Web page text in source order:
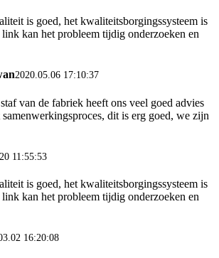
is goed, het kwaliteitsborgingssysteem is
kan het probleem tijdig onderzoeken en
2020.05.06 17:10:37
van de fabriek heeft ons veel goed advies
samenwerkingsproces, dit is erg goed, we zijn
11:55:53
is goed, het kwaliteitsborgingssysteem is
kan het probleem tijdig onderzoeken en
16:20:08